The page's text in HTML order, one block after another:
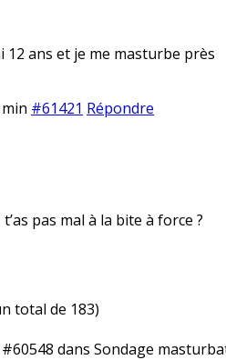
12 ans et je me masturbe près
#61421 Répondre
pas mal à la bite à force ?
total de 183)
dans Sondage